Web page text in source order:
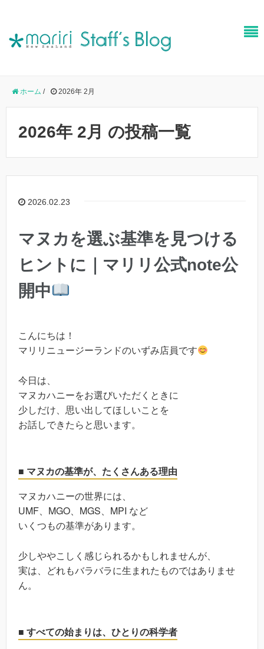
ホーム / 2026年 2月
2026年 2月 の投稿一覧
2026.02.23
マヌカを選ぶ基準を見つける
ヒントに｜マリリ公式note公
開中
こんにちは！
マリリニュージーランドのいずみ店員です
今日は、
マヌカハニーをお選びいただくときに
少しだけ、思い出してほしいことを
お話しできたらと思います。
■ マヌカの基準が、たくさんある理由
マヌカハニーの世界には、
UMF、MGO、MGS、MPI など
いくつもの基準があります。
少しややこしく感じられるかもしれませんが、
実は、どれもバラバラに生まれたものではありませ
ん。
■ すべての始まりは、ひとりの科学者